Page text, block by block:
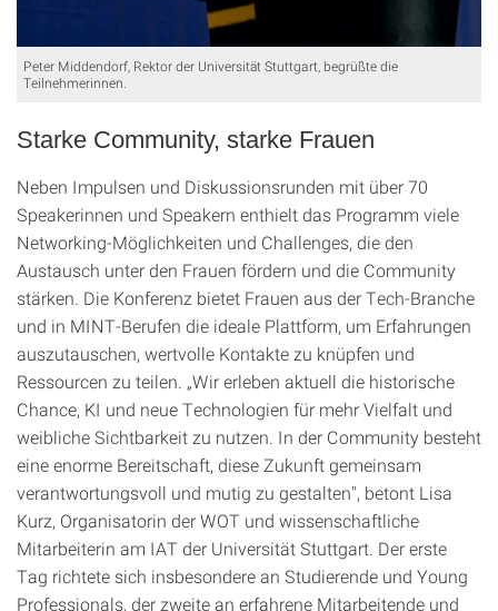
Peter Middendorf, Rektor der Universität Stuttgart, begrüßte die
Teilnehmerinnen.
Starke Community, starke Frauen
Neben Impulsen und Diskussionsrunden mit über 70
Speakerinnen und Speakern enthielt das Programm viele
Networking-Möglichkeiten und Challenges, die den
Austausch unter den Frauen fördern und die Community
stärken. Die Konferenz bietet Frauen aus der Tech-Branche
und in MINT-Berufen die ideale Plattform, um Erfahrungen
auszutauschen, wertvolle Kontakte zu knüpfen und
Ressourcen zu teilen. „Wir erleben aktuell die historische
Chance, KI und neue Technologien für mehr Vielfalt und
weibliche Sichtbarkeit zu nutzen. In der Community besteht
eine enorme Bereitschaft, diese Zukunft gemeinsam
verantwortungsvoll und mutig zu gestalten", betont Lisa
Kurz, Organisatorin der WOT und wissenschaftliche
Mitarbeiterin am IAT der Universität Stuttgart. Der erste
Tag richtete sich insbesondere an Studierende und Young
Professionals, der zweite an erfahrene Mitarbeitende und